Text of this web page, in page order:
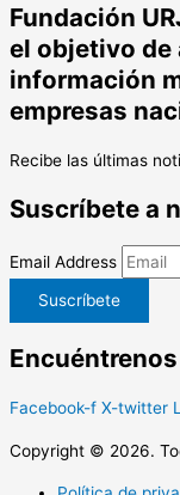
Fundación
el objetivo de
información
empresas
Recibe las últimas
Suscríbete a
Email Address
Suscríbete
Facebook-f X-twitter
Copyright © 2026.